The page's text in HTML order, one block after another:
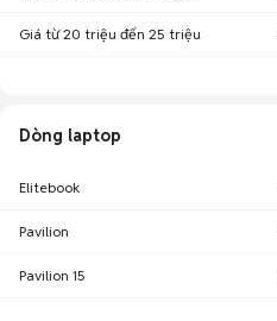
Giá từ 20 triệu đến 25 triệu
Dòng laptop
Elitebook
Pavilion
Pavilion 15